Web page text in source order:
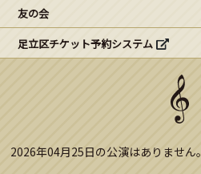
Gがくえん
ブランドからのお知らせ
友の会
足立区チケット予約システム
2026年04月25日の公演はありません。